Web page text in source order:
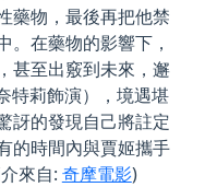
藥物，最後再把他禁
。在藥物的影響下，
甚至出竅到未來，邂
特莉飾演），境遇堪
訝的發現自己將註定
的時間內與賈姬攜手
來自: 奇摩電影)